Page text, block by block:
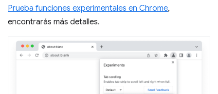
Prueba funciones experimentales en Chrome,
encontrarás más detalles.